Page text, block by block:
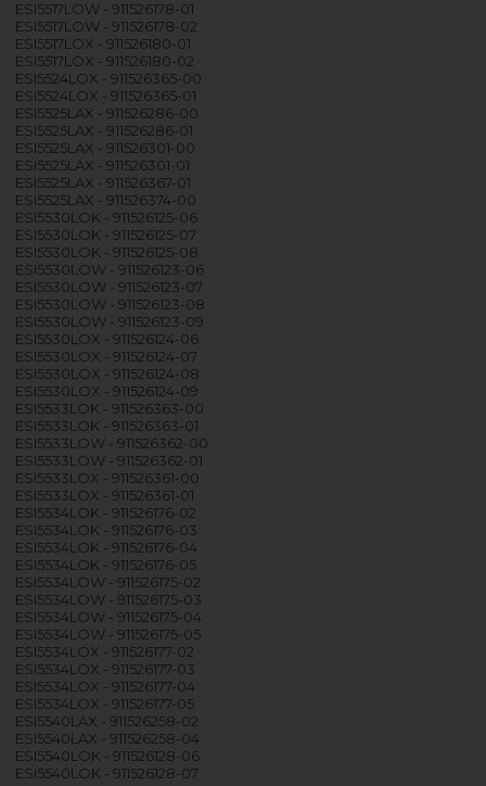
ESI5517LOW - 911526178-01
ESI5517LOW - 911526178-02
ESI5517LOX - 911526180-01
ESI5517LOX - 911526180-02
ESI5524LOX - 911526365-00
ESI5524LOX - 911526365-01
ESI5525LAX - 911526286-00
ESI5525LAX - 911526286-01
ESI5525LAX - 911526301-00
ESI5525LAX - 911526301-01
ESI5525LAX - 911526367-01
ESI5525LAX - 911526374-00
ESI5530LOK - 911526125-06
ESI5530LOK - 911526125-07
ESI5530LOK - 911526125-08
ESI5530LOW - 911526123-06
ESI5530LOW - 911526123-07
ESI5530LOW - 911526123-08
ESI5530LOW - 911526123-09
ESI5530LOX - 911526124-06
ESI5530LOX - 911526124-07
ESI5530LOX - 911526124-08
ESI5530LOX - 911526124-09
ESI5533LOK - 911526363-00
ESI5533LOK - 911526363-01
ESI5533LOW - 911526362-00
ESI5533LOW - 911526362-01
ESI5533LOX - 911526361-00
ESI5533LOX - 911526361-01
ESI5534LOK - 911526176-02
ESI5534LOK - 911526176-03
ESI5534LOK - 911526176-04
ESI5534LOK - 911526176-05
ESI5534LOW - 911526175-02
ESI5534LOW - 911526175-03
ESI5534LOW - 911526175-04
ESI5534LOW - 911526175-05
ESI5534LOX - 911526177-02
ESI5534LOX - 911526177-03
ESI5534LOX - 911526177-04
ESI5534LOX - 911526177-05
ESI5540LAX - 911526258-02
ESI5540LAX - 911526258-04
ESI5540LOK - 911526128-06
ESI5540LOK - 911526128-07